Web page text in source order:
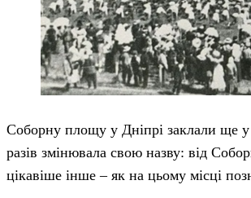
Соборну площу у Дніпрі заклали ще у
разів змінювала свою назву: від
цікавіше інше – як на цьому місці